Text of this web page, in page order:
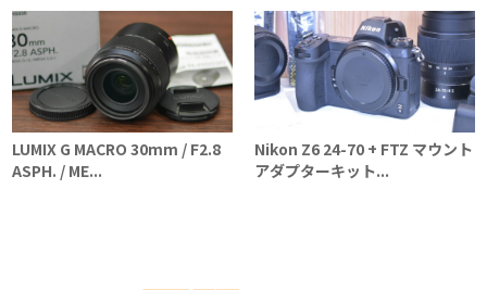
LUMIX G MACRO 30mm / F2.8
ASPH. / ME...
Nikon Z6 24-70 + FTZ マウント
アダプターキット...